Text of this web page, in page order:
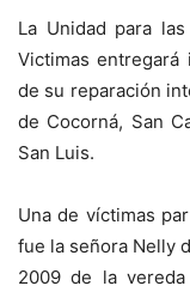
La Unidad para
Victimas entregará
de su reparación
de Cocorná, San
San Luis.
Una de víctimas
fue la señora Nelly
2009 de la